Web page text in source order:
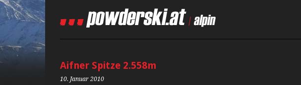
Aifner Spitze 2.558m
10. Januar 2010